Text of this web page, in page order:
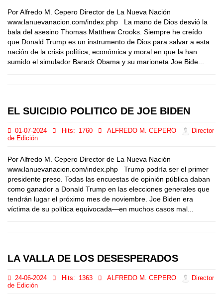
Por Alfredo M. Cepero Director de La Nueva Nación
www.lanuevanacion.com/index.php La mano de Dios desvió la
bala del asesino Thomas Matthew Crooks. Siempre he creído
que Donald Trump es un instrumento de Dios para salvar a esta
nación de la crisis política, económica y moral en que la han
sumido el simulador Barack Obama y su marioneta Joe Bide...
EL SUICIDIO POLITICO DE JOE BIDEN
01-07-2024 Hits: 1760 ALFREDO M. CEPERO
Director
de Edición
Por Alfredo M. Cepero Director de La Nueva Nación
www.lanuevanacion.com/index.php Trump podría ser el primer
presidente preso. Todas las encuestas de opinión pública daban
como ganador a Donald Trump en las elecciones generales que
tendrán lugar el próximo mes de noviembre. Joe Biden era
víctima de su política equivocada—en muchos casos mal...
LA VALLA DE LOS DESESPERADOS
24-06-2024 Hits: 1363 ALFREDO M. CEPERO
Director
de Edición